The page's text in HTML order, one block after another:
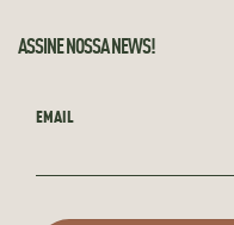
ASSINE NOSSA NEWS!
EMAIL